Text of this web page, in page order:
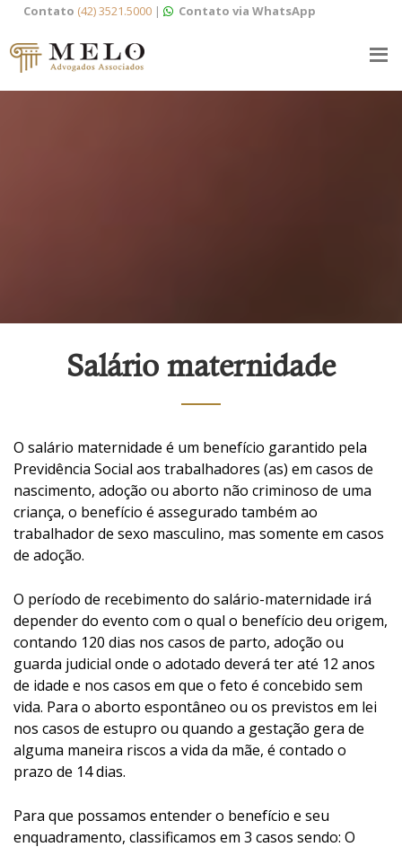
Contato (42) 3521.5000 | Contato via WhatsApp
Salário maternidade
O salário maternidade é um benefício garantido pela
Previdência Social aos trabalhadores (as) em casos de
nascimento, adoção ou aborto não criminoso de uma
criança, o benefício é assegurado também ao
trabalhador de sexo masculino, mas somente em casos
de adoção.
O período de recebimento do salário-maternidade irá
depender do evento com o qual o benefício deu origem,
contando 120 dias nos casos de parto, adoção ou
guarda judicial onde o adotado deverá ter até 12 anos
de idade e nos casos em que o feto é concebido sem
vida. Para o aborto espontâneo ou os previstos em lei
nos casos de estupro ou quando a gestação gera de
alguma maneira riscos a vida da mãe, é contado o
prazo de 14 dias.
Para que possamos entender o benefício e seu
enquadramento, classificamos em 3 casos sendo: O